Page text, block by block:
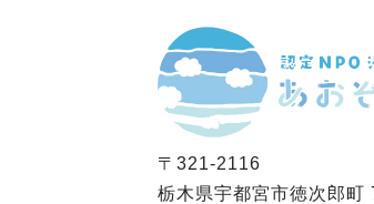
〒321-2116
栃木県宇都宮市徳次郎町